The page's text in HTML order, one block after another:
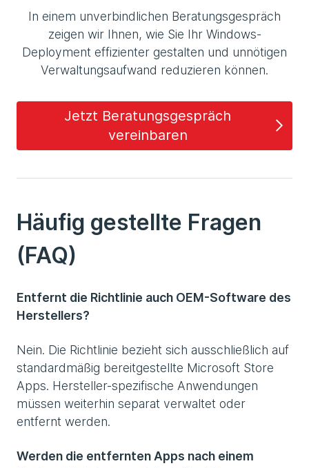
In einem unverbindlichen Beratungsgespräch
zeigen wir Ihnen, wie Sie Ihr Windows-
Deployment effizienter gestalten und unnötigen
Verwaltungsaufwand reduzieren können.
Jetzt Beratungsgespräch
vereinbaren
Häufig gestellte Fragen
(FAQ)
Entfernt die Richtlinie auch OEM-Software des
Herstellers?
Nein. Die Richtlinie bezieht sich ausschließlich auf
standardmäßig bereitgestellte Microsoft Store
Apps. Hersteller-spezifische Anwendungen
müssen weiterhin separat verwaltet oder
entfernt werden.
Werden die entfernten Apps nach einem